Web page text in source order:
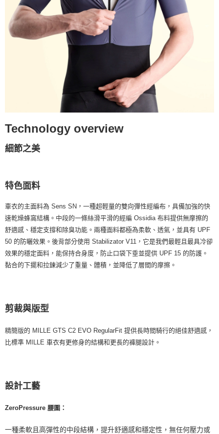
Technology overview
細節之美
特色面料
車衣的主面料為 Sens SN，一種超輕量的雙向彈性經編布，具備加強的快
速乾燥蜂窩結構。中段的一條絲滑平滑的經編 Ossidia 布料提供無摩擦的
舒適感、穩定支撐和除臭功能。兩種面料都極為柔軟、透氣，並具有 UPF
50 的防曬效果。後背部分使用 Stabilizator V11，它是我們最輕且最具冷卻
效果的穩定面料，能保持合身度，防止口袋下垂並提供 UPF 15 的防護。
黏合的下擺和拉鍊減少了重量、體積，並降低了層間的摩擦。
剪裁與版型
精簡版的 MILLE GTS C2 EVO RegularFit 提供長時間騎行的絕佳舒適感，
比標準 MILLE 車衣有更修身的結構和更長的褲腿設計。
設計工藝
ZeroPressure 腰圍：
一種柔軟且高彈性的中段結構，提升舒適感和穩定性，無任何壓力或